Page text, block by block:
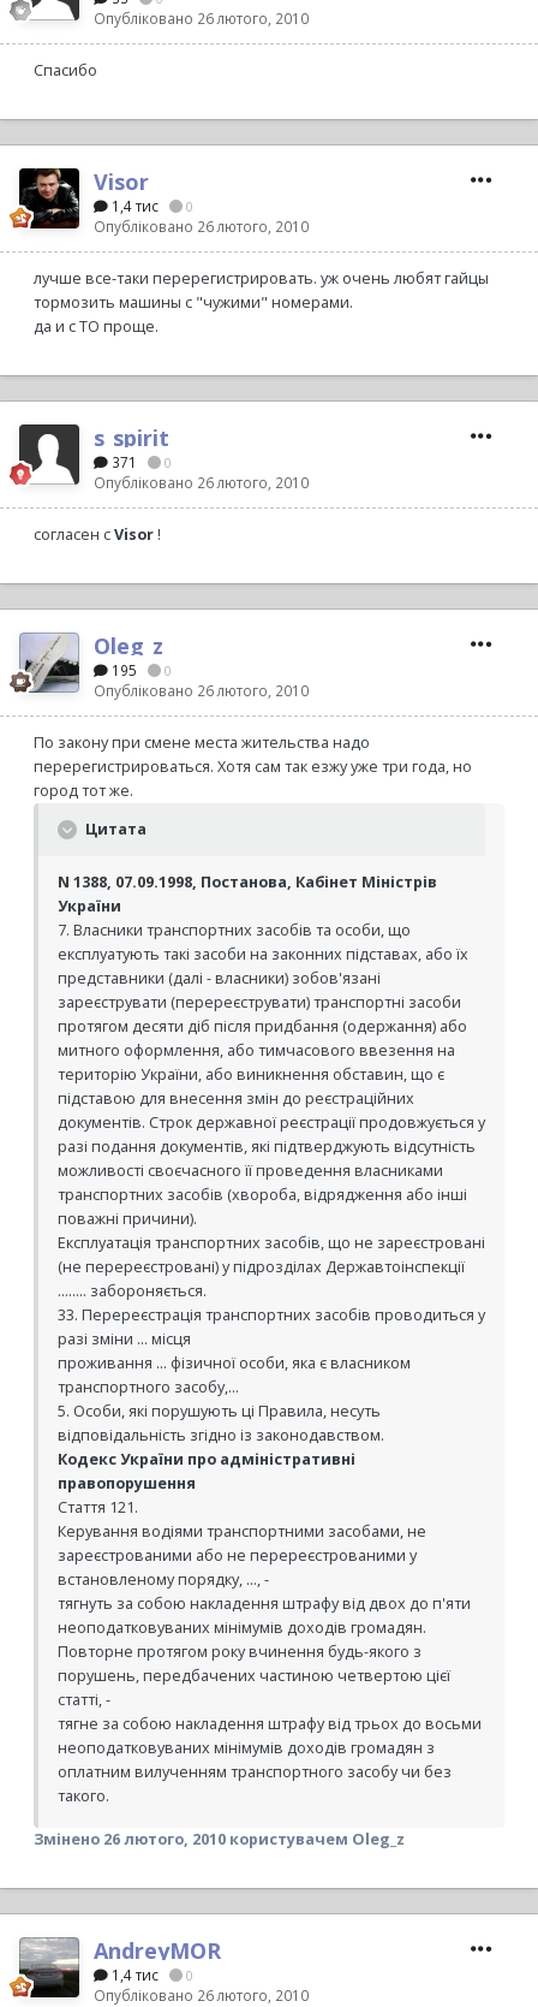
Опубліковано 26 лютого, 2010
Спасибо
Visor
1,4 тис 0
Опубліковано 26 лютого, 2010
лучше все-таки перерегистрировать. уж очень любят гайцы
тормозить машины с "чужими" номерами.
да и с ТО проще.
s_spirit
371 0
Опубліковано 26 лютого, 2010
согласен сVisor!
Oleg_z
195 0
Опубліковано 26 лютого, 2010
По закону при смене места жительства надо
перерегистрироваться. Хотя сам так езжу уже три года, но
город тот же.
Цитата
N 1388, 07.09.1998, Постанова, Кабінет Міністрів
України
7. Власники транспортних засобів та особи, що
експлуатують такі засоби на законних підставах, або їх
представники (далі - власники) зобов'язані
зареєструвати (перереєструвати) транспортні засоби
протягом десяти діб після придбання (одержання) або
митного оформлення, або тимчасового ввезення на
територію України, або виникнення обставин, що є
підставою для внесення змін до реєстраційних
документів. Строк державної реєстрації продовжується у
разі подання документів, які підтверджують відсутність
можливості своєчасного її проведення власниками
транспортних засобів (хвороба, відрядження або інші
поважні причини).
Експлуатація транспортних засобів, що не зареєстровані
(не перереєстровані) у підрозділах Державтоінспекції
........ забороняється.
33. Перереєстрація транспортних засобів проводиться у
разі зміни ... місця
проживання ... фізичної особи, яка є власником
транспортного засобу,...
5. Особи, які порушують ці Правила, несуть
відповідальність згідно із законодавством.
Кодекс України про адміністративні
правопорушення
Стаття 121.
Керування водіями транспортними засобами, не
зареєстрованими або не перереєстрованими у
встановленому порядку, ..., -
тягнуть за собою накладення штрафу від двох до п'яти
неоподатковуваних мінімумів доходів громадян.
Повторне протягом року вчинення будь-якого з
порушень, передбачених частиною четвертою цієї
статті, -
тягне за собою накладення штрафу від трьох до восьми
неоподатковуваних мінімумів доходів громадян з
оплатним вилученням транспортного засобу чи без
такого.
Змінено 26 лютого, 2010 користувачем Oleg_z
AndreyMOR
1,4 тис 0
Опубліковано 26 лютого, 2010